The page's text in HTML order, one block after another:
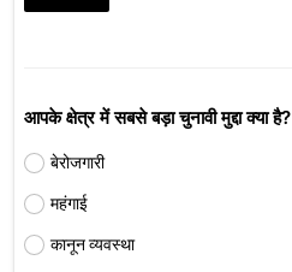
आपके क्षेत्र में सबसे बड़ा चुनावी मुद्दा क्या है?
बेरोजगारी
महंगाई
कानून व्यवस्था